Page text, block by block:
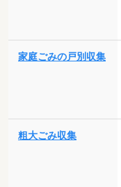
家庭ごみの戸別収集
粗大ごみ収集